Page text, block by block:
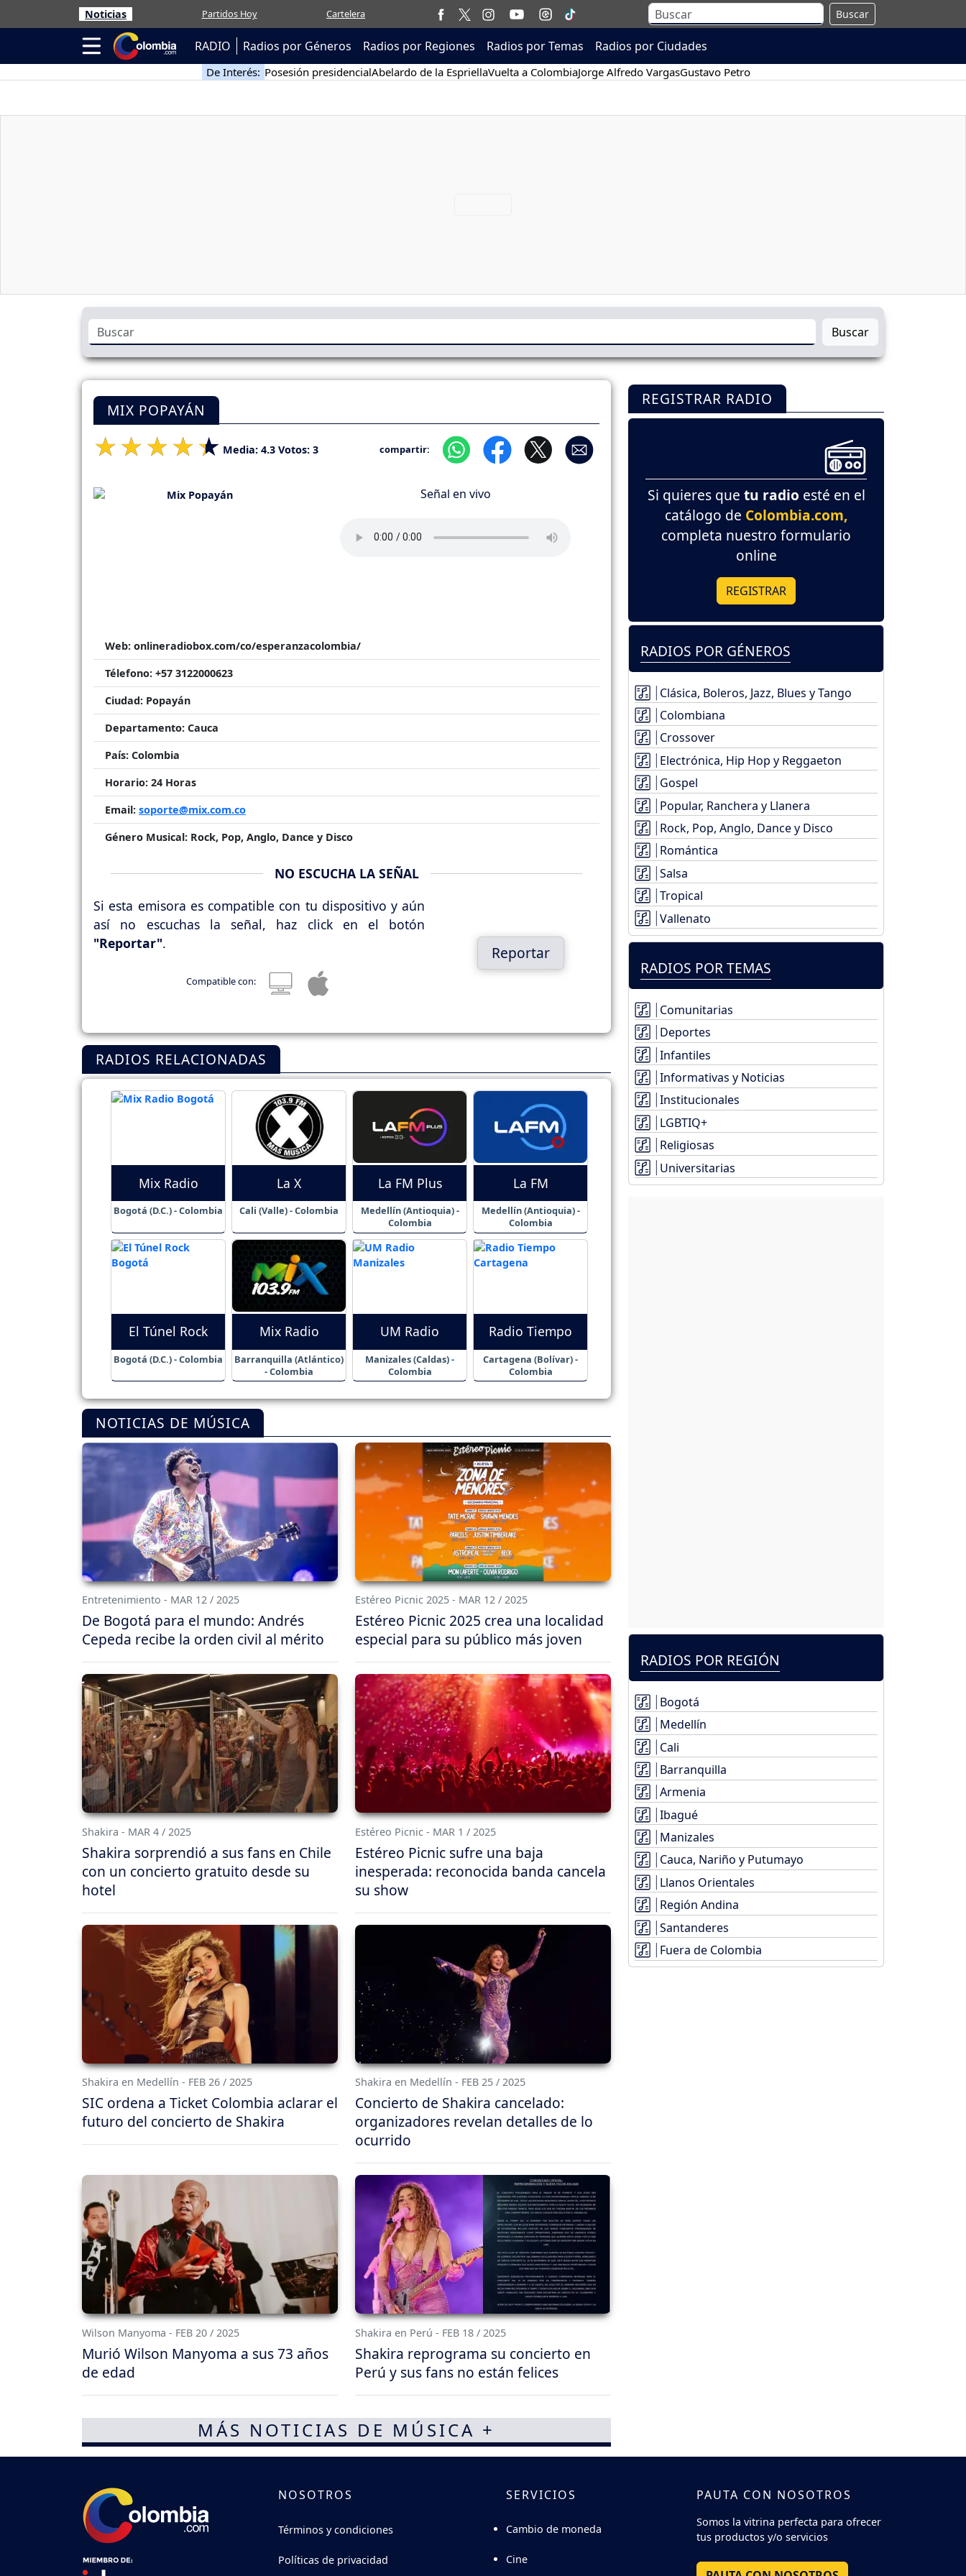
Noticias Partidos Hoy Cartelera Buscar
RADIO Radios por Géneros Radios por Regiones Radios por Temas Radios por Ciudades
De Interés: Posesión presidencialAbelardo de la EspriellaVuelta a ColombiaJorge Alfredo VargasGustavo Petro
Buscar
MIX POPAYÁN
Media: 4.3 Votos: 3 compartir:
Señal en vivo
Web: onlineradiobox.com/co/esperanzacolombia/
Télefono: +57 3122000623
Ciudad: Popayán
Departamento: Cauca
País: Colombia
Horario: 24 Horas
Email: soporte@mix.com.co
Género Musical: Rock, Pop, Anglo, Dance y Disco
NO ESCUCHA LA SEÑAL
Si esta emisora es compatible con tu dispositivo y aún
así no escuchas la señal, haz click en el botón
"Reportar".
Compatible con:
Reportar
RADIOS RELACIONADAS
Mix Radio
Bogotá (D.C.) - Colombia
La X
Cali (Valle) - Colombia
La FM Plus
Medellín (Antioquia) -
Colombia
La FM
Medellín (Antioquia) -
Colombia
El Túnel Rock
Bogotá (D.C.) - Colombia
Mix Radio
Barranquilla (Atlántico)
- Colombia
UM Radio
Manizales (Caldas) -
Colombia
Radio Tiempo
Cartagena (Bolívar) -
Colombia
NOTICIAS DE MÚSICA
Entretenimiento - MAR 12 / 2025
De Bogotá para el mundo: Andrés
Cepeda recibe la orden civil al mérito
Estéreo Picnic 2025 - MAR 12 / 2025
Estéreo Picnic 2025 crea una localidad
especial para su público más joven
Shakira - MAR 4 / 2025
Shakira sorprendió a sus fans en Chile
con un concierto gratuito desde su
hotel
Estéreo Picnic - MAR 1 / 2025
Estéreo Picnic sufre una baja
inesperada: reconocida banda cancela
su show
Shakira en Medellín - FEB 26 / 2025
SIC ordena a Ticket Colombia aclarar el
futuro del concierto de Shakira
Shakira en Medellín - FEB 25 / 2025
Concierto de Shakira cancelado:
organizadores revelan detalles de lo
ocurrido
Wilson Manyoma - FEB 20 / 2025
Murió Wilson Manyoma a sus 73 años
de edad
Shakira en Perú - FEB 18 / 2025
Shakira reprograma su concierto en
Perú y sus fans no están felices
MÁS NOTICIAS DE MÚSICA +
REGISTRAR RADIO
Si quieres que tu radio esté en el
catálogo de Colombia.com,
completa nuestro formulario
online
REGISTRAR
RADIOS POR GÉNEROS
Clásica, Boleros, Jazz, Blues y Tango
Colombiana
Crossover
Electrónica, Hip Hop y Reggaeton
Gospel
Popular, Ranchera y Llanera
Rock, Pop, Anglo, Dance y Disco
Romántica
Salsa
Tropical
Vallenato
RADIOS POR TEMAS
Comunitarias
Deportes
Infantiles
Informativas y Noticias
Institucionales
LGBTIQ+
Religiosas
Universitarias
RADIOS POR REGIÓN
Bogotá
Medellín
Cali
Barranquilla
Armenia
Ibagué
Manizales
Cauca, Nariño y Putumayo
Llanos Orientales
Región Andina
Santanderes
Fuera de Colombia
NOSOTROS
Términos y condiciones
Políticas de privacidad
SERVICIOS
Cambio de moneda
Cine
PAUTA CON NOSOTROS
Somos la vitrina perfecta para ofrecer
tus productos y/o servicios